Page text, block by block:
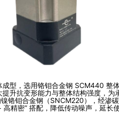
型，选用铬钼合金钢 SCM440 整
升抗变形能力与整体结构强度，
铬钼合金钢（SNCM220），经渗
精密” 搭配，降低传动噪声，延长使